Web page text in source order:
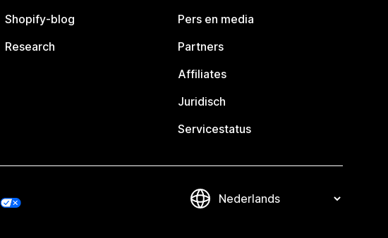
Shopify-blog
Research
Pers en media
Partners
Affiliates
Juridisch
Servicestatus